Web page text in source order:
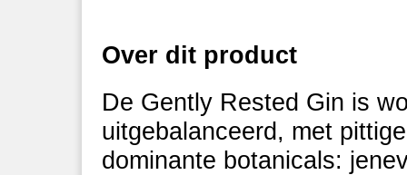
Over dit product
De Gently Rested Gin is
uitgebalanceerd, met
dominante botanicals: